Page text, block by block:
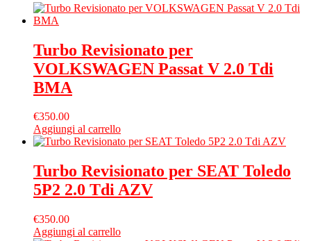
Turbo Revisionato per
VOLKSWAGEN Passat V 2.0 Tdi
BMA
€350.00
Aggiungi al carrello
Turbo Revisionato per SEAT Toledo
5P2 2.0 Tdi AZV
€350.00
Aggiungi al carrello